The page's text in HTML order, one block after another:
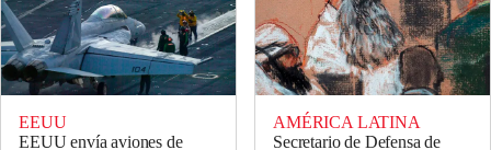
EEUU
EEUU envía aviones de
AMÉRICA LATINA
Secretario de Defensa de